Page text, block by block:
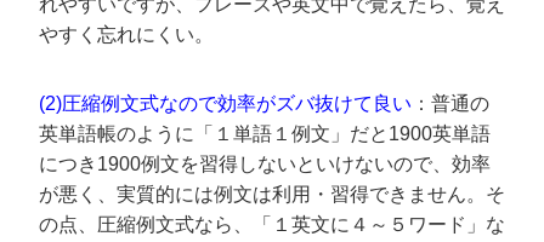
れやすいですが、フレーズや英文中で覚えたら、覚え
やすく忘れにくい。
(2)圧縮例文式なので効率がズバ抜けて良い ：普通の
英単語帳のように「１単語１例文」だと1900英単語
につき1900例文を習得しないといけないので、効率
が悪く、実質的には例文は利用・習得できません。そ
の点、圧縮例文式なら、「１英文に４～５ワード」な